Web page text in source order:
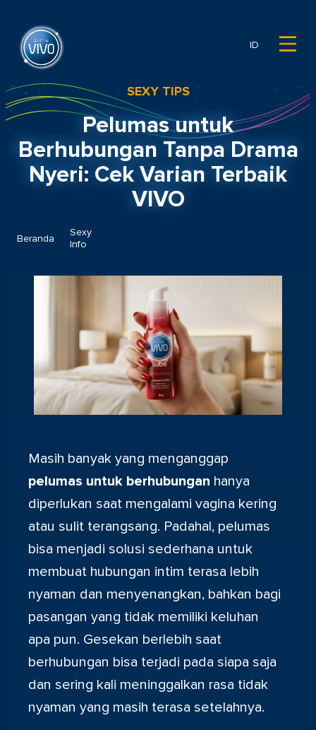
ID
SEXY TIPS
Pelumas untuk
Berhubungan Tanpa Drama
Nyeri: Cek Varian Terbaik
VIVO
Beranda
Sexy
Info
Masih banyak yang menganggap
pelumas untuk berhubungan hanya
diperlukan saat mengalami vagina kering
atau sulit terangsang. Padahal, pelumas
bisa menjadi solusi sederhana untuk
membuat hubungan intim terasa lebih
nyaman dan menyenangkan, bahkan bagi
pasangan yang tidak memiliki keluhan
apa pun. Gesekan berlebih saat
berhubungan bisa terjadi pada siapa saja
dan sering kali meninggalkan rasa tidak
nyaman yang masih terasa setelahnya.